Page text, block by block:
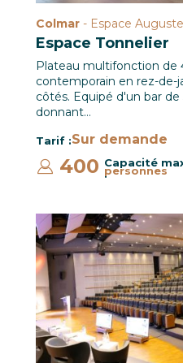
Colmar - Espace Auguste
Espace Tonnelier
Plateau multifonction de
contemporain en rez-de-
côtés. Equipé d'un bar
donnant…
Tarif :Sur demande
Capacité
:
400 personnes
Salle Multimédia / Le